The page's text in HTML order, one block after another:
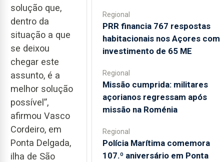
solução que,
dentro da
situação a que
se deixou
chegar este
assunto, é a
melhor solução
possível”,
afirmou Vasco
Cordeiro, em
Ponta Delgada,
ilha de São
Regional
PRR financia 767 respostas
habitacionais nos Açores com
investimento de 65 ME
Regional
Missão cumprida: militares
açorianos regressam após
missão na Roménia
Regional
Polícia Marítima comemora
107.º aniversário em Ponta